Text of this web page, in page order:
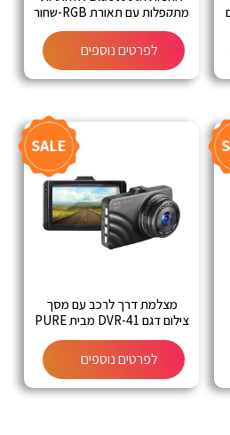
מתקפלות עם תאורת RGB-שחור
לפרטים נוספים
מצלמת דרך לרכב עם מסך
צילום דגם DVR-41 מבית PURE
CINEMA
לפרטים נוספים